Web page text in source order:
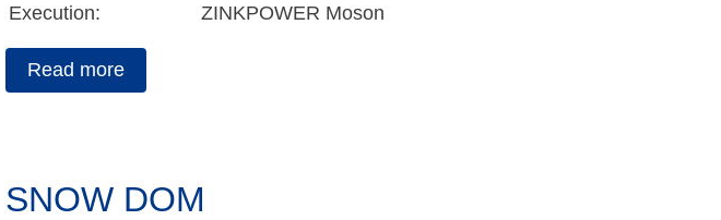
Execution:
ZINKPOWER Moson
Read more
SNOW DOM